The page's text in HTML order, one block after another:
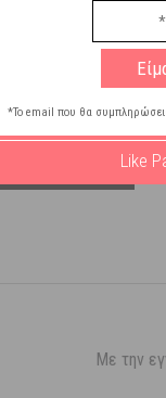
3Μ+
Με την
*Το email που θα
Like